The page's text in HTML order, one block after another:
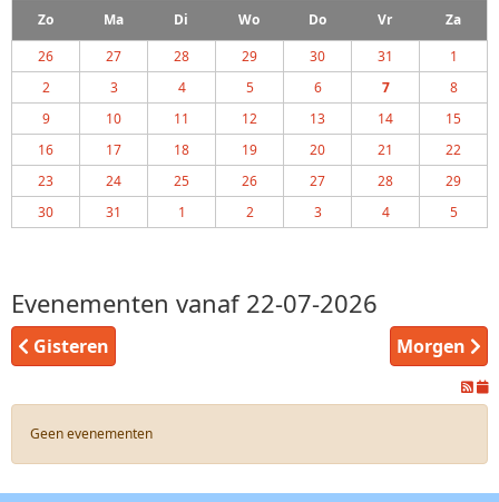
Zo Ma Di Wo Do Vr
Za
26
27 28 29 30 31
1
2
3 4 5 6 7
8
9
10 11 12 13 14
15
16
17 18 19 20 21
22
23
24 25 26 27 28
29
30
31 1 2 3 4 5
Evenementen vanaf 22-07-2026
Gisteren Morgen
Geen evenementen